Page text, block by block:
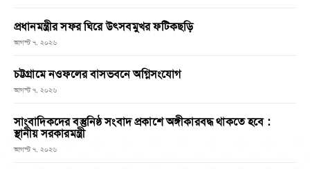
প্রধানমন্ত্রীর সফর ঘিরে উৎসবমুখর ফটিকছড়ি
আগস্ট ৭, ২০২৬
চট্টগ্রামে নওফলের বাসভবনে অগ্নিসংযোগ
আগস্ট ৭, ২০২৬
সাংবাদিকদের বস্তুনিষ্ঠ সংবাদ প্রকাশে অঙ্গীকারবদ্ধ থাকতে হবে :
স্থানীয় সরকারমন্ত্রী
আগস্ট ৭, ২০২৬